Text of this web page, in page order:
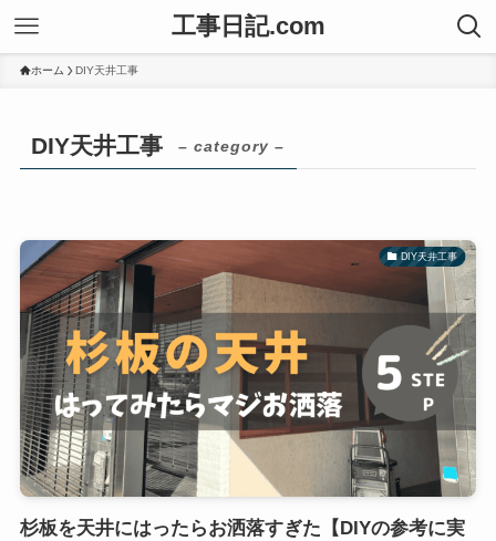
工事日記.com
ホーム DIY天井工事
DIY天井工事 – category –
DIY天井工事
杉板を天井にはったらお洒落すぎた【DIYの参考に実